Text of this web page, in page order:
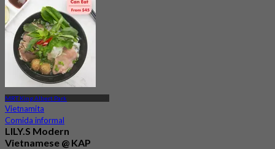
MRT King Albert Park
Vietnamita
Comida informal
LILY.S Modern
Vietnamese @ KAP